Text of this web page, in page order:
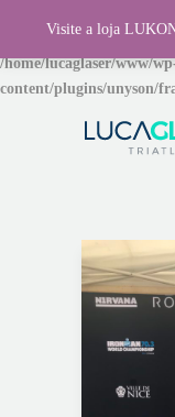
Warning: Invalid
/home/lucaglaser/www/
content/plugins/unyson/
Visite a loja